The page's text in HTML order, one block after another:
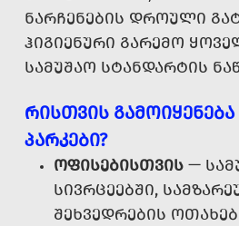
ᲜᲐᲠᲩᲔᲜᲔᲑᲘᲡ ᲓᲠᲝᲣᲚᲘ
ᲰᲘᲒᲘᲔᲜᲣᲠᲘ ᲒᲐᲠᲔᲛᲝ
ᲡᲐᲛᲣᲨᲐᲝ ᲡᲢᲐᲜᲓᲐᲠᲢᲘᲡ
ᲠᲘᲡᲗᲕᲘᲡ ᲒᲐᲛᲝᲘᲧᲔᲜᲔᲑᲐ
ᲞᲐᲠᲙᲔᲑᲘ?
ᲝᲤᲘᲡᲔᲑᲘᲡᲗᲕᲘᲡ —
ᲡᲘᲕᲠᲪᲔᲔᲑᲨᲘ,
ᲨᲔᲮᲕᲔᲓᲠᲔᲑᲘᲡ